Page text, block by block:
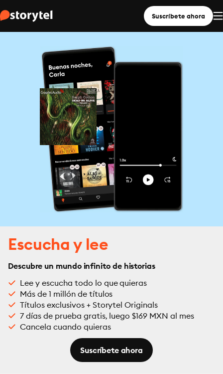
Suscríbete ahora
Escucha y lee
Descubre un mundo infinito de historias
Lee y escucha todo lo que quieras
Más de 1 millón de títulos
Títulos exclusivos + Storytel Originals
7 días de prueba gratis, luego $169 MXN al mes
Cancela cuando quieras
Suscríbete ahora